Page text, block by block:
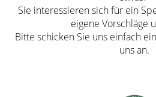
Sie interessieren sich für ein
eigene Vorschläge
Bitte schicken Sie uns einfach
uns an.